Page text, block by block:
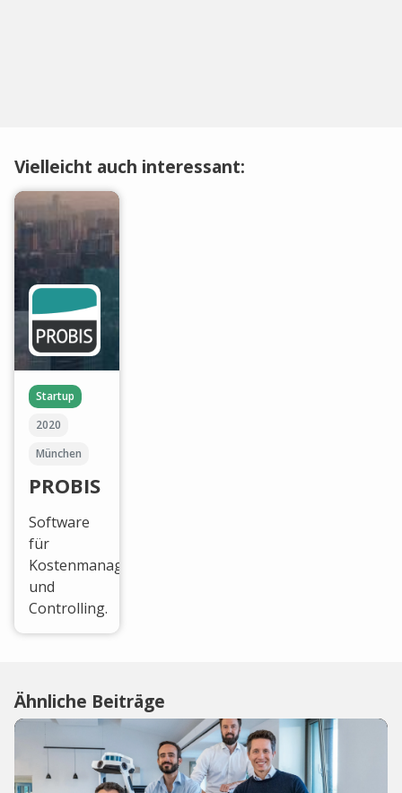
Vielleicht auch interessant:
Startup
2020
München
PROBIS
Software
für
Kostenmanagement
und
Controlling.
Ähnliche Beiträge